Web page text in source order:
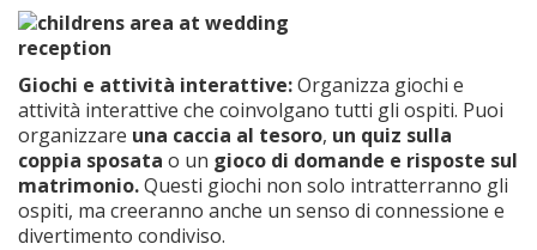
Giochi e attività interattive:Organizza giochi e
attività interattive che coinvolgano tutti gli ospiti. Puoi
organizzare una caccia al tesoro, un quiz sulla
coppia sposata o un gioco di domande e risposte sul
matrimonio.Questi giochi non solo intratterranno gli
ospiti, ma creeranno anche un senso di connessione e
divertimento condiviso.